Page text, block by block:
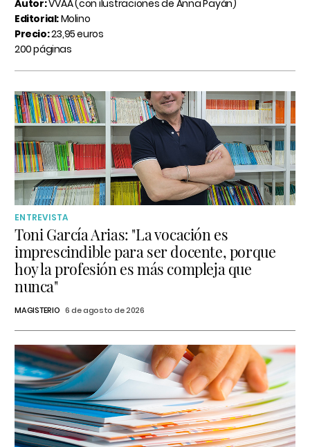
Autor:VVAA (con ilustraciones de Anna Payán)
Editorial:Molino
Precio:23,95 euros
200 páginas
ENTREVISTA
Toni García Arias: "La vocación es
imprescindible para ser docente, porque
hoy la profesión es más compleja que
nunca"
MAGISTERIO 6 de agosto de 2026